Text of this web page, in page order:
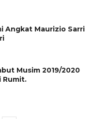
Angkat Maurizio Sarri
Musim 2019/2020
Rumit.